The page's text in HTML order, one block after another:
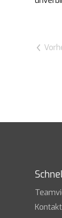
Kontakt